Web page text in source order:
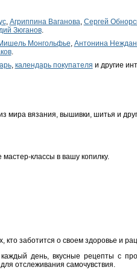
, Агриппина Ваганова, Сергей
Зюганов.
Монгольфье, Антонина
.
, календарь покупателя и другие
мира вязания, вышивки, шитья и
классы в вашу копилку.
кто заботится о своем здоровье и
день, вкусные рецепты с
отслеживания самочувствия.